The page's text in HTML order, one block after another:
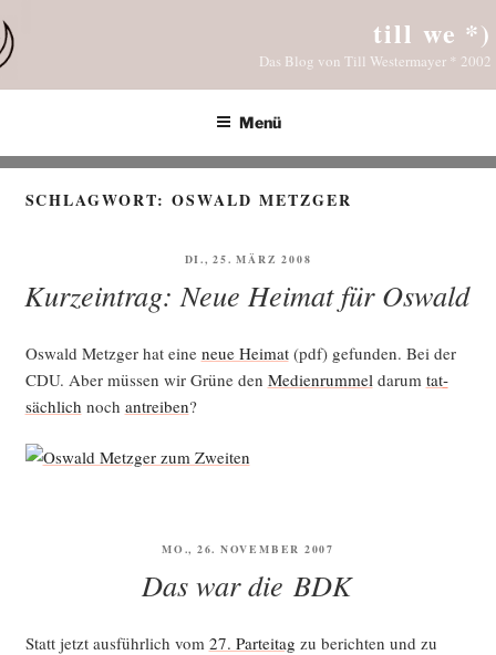
Inhalt
springen
till we *)
Das Blog von Till Westermayer * 2002
Menü
SCHLAGWORT:OSWALD METZGER
VERÖFFENTLICHT
DI., 25. MÄRZ 2008
Kurzeintrag: Neue Heimat für Oswald
Oswald Metz­ger hat eine neue Hei­mat(pdf) gefun­den. Bei der
CDU. Aber müs­sen wir Grü­ne den Medi­en­rum­mel dar­um tat­
säch­lich noch antrei­ben?
VERÖFFENTLICHT
MO., 26. NOVEMBER 2007
Das war die BDK
Statt jetzt aus­führ­lich vom 27. Par­tei­tag zu berich­ten und zu